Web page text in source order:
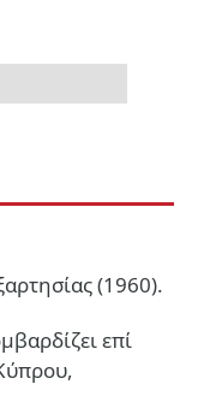
(1960).
επί